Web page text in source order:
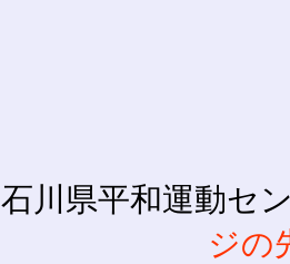
石川県平和運動セ
ジの